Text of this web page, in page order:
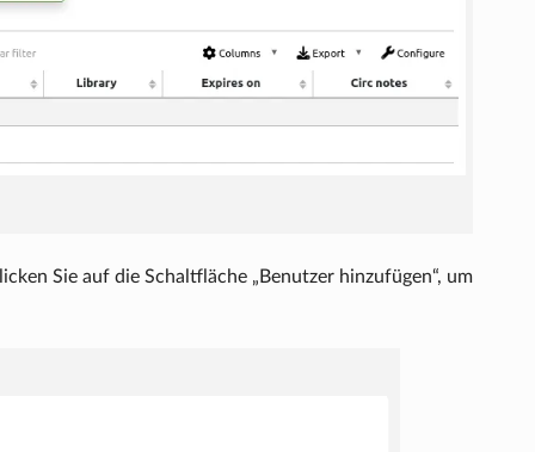
Sie auf die Schaltfläche „Benutzer hinzufügen“, um